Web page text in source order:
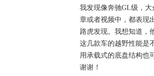
我发现像奔驰GL级，
章或者视频中，都表现
路虎发现。我想知道，
这几款车的越野性能是
用承载式的底盘结构也
谢谢！